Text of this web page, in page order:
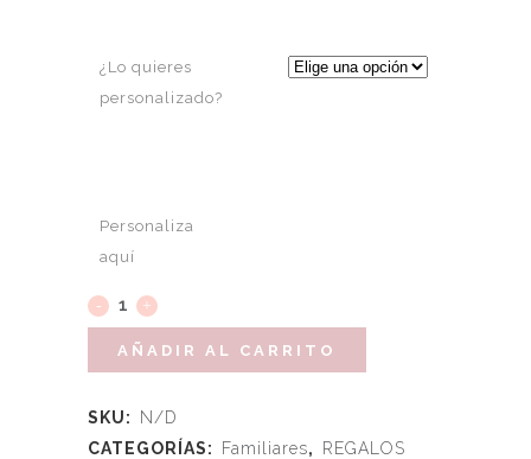
¿Lo quieres
personalizado?
Personaliza
aquí
AÑADIR AL CARRITO
SKU:
N/D
CATEGORÍAS:
Familiares,
REGALOS